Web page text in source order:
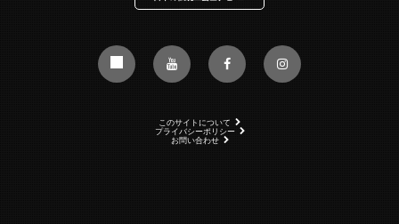
このサイトについて
プライバシーポリシー
お問い合わせ